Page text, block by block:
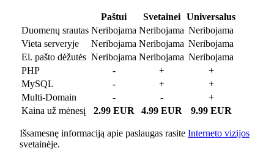
Paštui Svetainei
Universalus
Duomenų srautas Neribojama Neribojama Neribojama
Vieta serveryje
Neribojama Neribojama Neribojama
El. pašto dėžutės Neribojama Neribojama Neribojama
PHP
- +
+
MySQL
- +
+
Multi-Domain
- -
+
Kaina už mėnesį
2.99 EUR 4.99 EUR 9.99 EUR
Išsamesnę informaciją apie paslaugas rasite Interneto vizijos
svetainėje.